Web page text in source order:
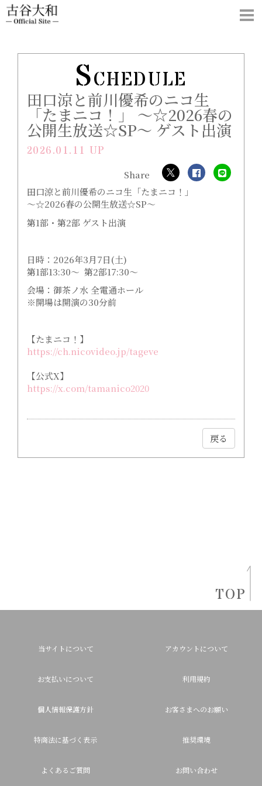
SCHEDULE
田口涼と前川優希のニコ生
「たまニコ！」 ～☆2026春の
公開生放送☆SP～ ゲスト出演
2026.01.11 UP
田口涼と前川優希のニコ生「たまニコ！」
～☆2026春の公開生放送☆SP～
第1部・第2部 ゲスト出演
日時：2026年3月7日(土)
第1部13:30～ 第2部17:30～
会場：御茶ノ水 全電通ホール
※開場は開演の30分前
【たまニコ！】
https://ch.nicovideo.jp/tageve
【公式X】
https://x.com/tamanico2020
戻る
TOP
当サイトについて アカウントについて
お支払いについて 利用規約
個人情報保護方針 お客さまへのお願い
特商法に基づく表示 推奨環境
よくあるご質問 お問い合わせ